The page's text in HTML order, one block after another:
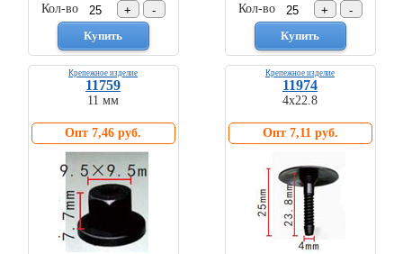
Кол-во Кол-во
Крепежное изделие
11759
11 мм
Опт 7,46 руб.
Крепежное изделие
11974
4х22.8
Опт 7,11 руб.